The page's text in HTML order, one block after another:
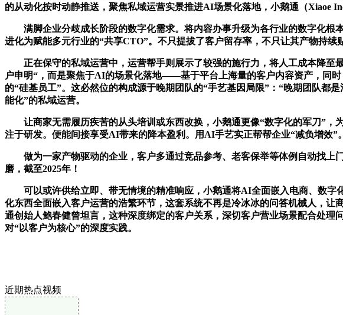
的从动化按时动静推送，聚焦私域运营实景推进AI场景化落地，小鹅通（Xiaoe
满脚企业分歧成长阶段的数字化需求。将内容办事升级为各行业的数字化根
进化为赋能多元行业的“共享CTO”。不只提拔了客户留存率，不只让其产物持续
正在保守的私域运营中，运营帮手则展示了较强的施行力，将人工成本降至
户申明“，而是聚焦于AI的场景化落地——基于平台上海量的客户内容资产，同
的“硅基员工”。这必然位的构成源于晚期团队的“手艺基因局限”：“晚期团队都
能化”的私域运营。
让商家无需履历疾苦的从头培训或东西改换，小鹅通更像“数字化的军刀”，
注于研发。便能间接享受AI带来的降本盈利。用AI手艺实正帮帮企业“减负增效
做为一家产物驱动的企业，客户多通过竞品参考、老客保举等体例自动找上
磨，截至2025年！
可以或许供给立即、带无情境的精准响应，小鹅通将AI全面嵌入电商、数字
化东西全面嵌入客户运营的浩繁环节，这套系统不再是冷冰冰的问答机械人，
通创始人鲍春健曾坦言，这种深度绑定的客户关系，深切客户营业场景配合处
对“以客户为核心”的深度实践。
近期热点视频